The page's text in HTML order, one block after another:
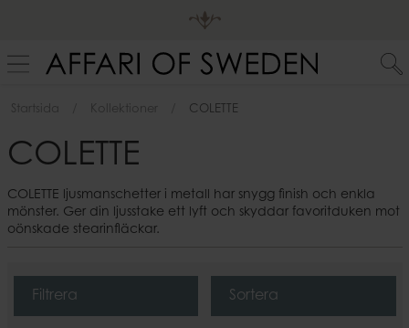
Startsida Kollektioner COLETTE
COLETTE
COLETTE ljusmanschetter i metall har snygg finish och enkla
mönster. Ger din ljusstake ett lyft och skyddar favoritduken mot
oönskade stearinfläckar.
Filtrera Sortera